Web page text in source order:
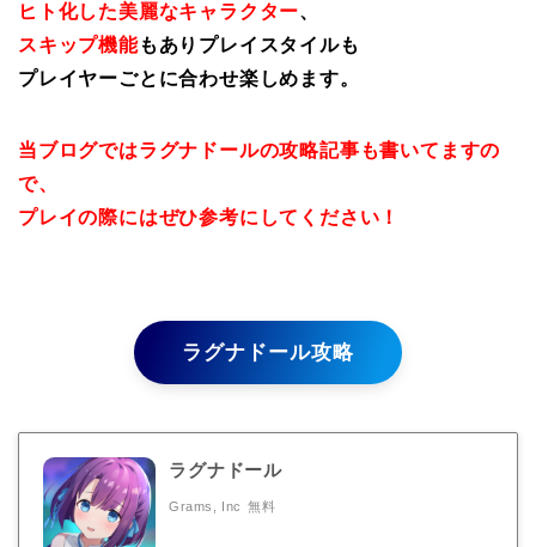
ヒト化した美麗なキャラクター、
スキップ機能もありプレイスタイルも
プレイヤーごとに合わせ楽しめます。
当ブログではラグナドールの攻略記事も書いてますの
で、
プレイの際にはぜひ参考にしてください！
ラグナドール攻略
ラグナドール
Grams, Inc 無料